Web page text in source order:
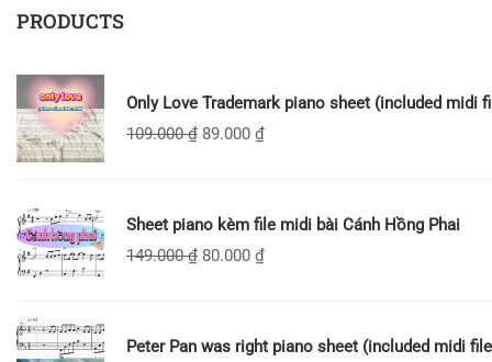
PRODUCTS
Only Love Trademark piano sheet (included midi
109.000₫ 89.000 ₫
Sheet piano kèm file midi bài Cánh Hồng Phai
149.000₫ 80.000 ₫
Peter Pan was right piano sheet (included midi